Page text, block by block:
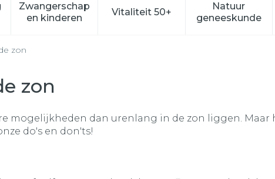
verzorging en hygiëne categorie
voor Dieet, voeding en vitamines categorie
Zwangerschap
en kinderenToon submenu voor Zwangerschap en
Vitaliteit 50+Toon submenu voor
Natuur
geneeskunde
Toon
zon
zon
mogelijkheden dan urenlang in de zon liggen.
do's en don'ts!